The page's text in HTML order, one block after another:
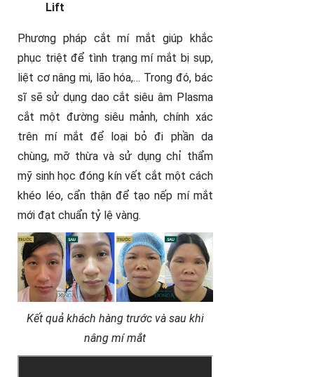
Lift
Phương pháp cắt mí mắt giúp khắc
phục triệt để tình trạng mí mắt bị sụp,
liệt cơ nâng mi, lão hóa,… Trong đó, bác
sĩ sẽ sử dụng dao cắt siêu âm Plasma
cắt một đường siêu mảnh, chính xác
trên mí mắt để loại bỏ đi phần da
chùng, mỡ thừa và sử dụng chỉ thẩm
mỹ sinh học đóng kín vết cắt một cách
khéo léo, cẩn thận để tạo nếp mí mắt
mới đạt chuẩn tỷ lệ vàng.
Kết quả khách hàng trước và sau khi
nâng mí mắt